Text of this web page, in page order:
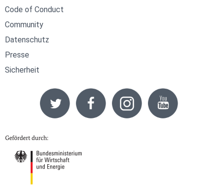
Code of Conduct
Community
Datenschutz
Presse
Sicherheit